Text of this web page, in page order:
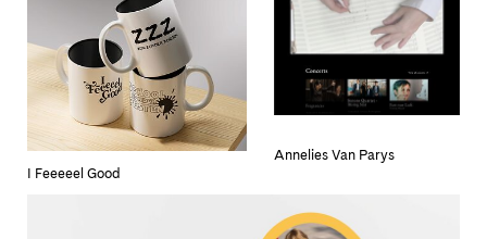
I Feeeeel Good
Annelies Van Parys